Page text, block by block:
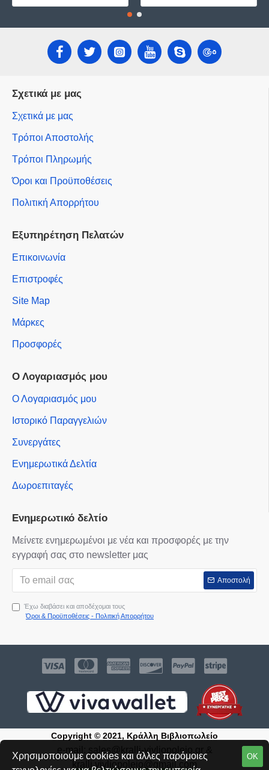
Σχετικά με μας
Σχετικά με μας
Τρόποι Αποστολής
Τρόποι Πληρωμής
Όροι και Προϋποθέσεις
Πολιτική Απορρήτου
Εξυπηρέτηση Πελατών
Επικοινωνία
Επιστροφές
Site Map
Μάρκες
Προσφορές
Ο Λογαριασμός μου
Ο Λογαριασμός μου
Ιστορικό Παραγγελιών
Συνεργάτες
Ενημερωτικά Δελτία
Δωροεπιταγές
Ενημερωτικό δελτίο
Μείνετε ενημερωμένοι με νέα και προσφορές με την
εγγραφή σας στο newsletter μας
Αποστολή
Έχω διαβάσει και αποδέχομαι τους
Όροι & Προϋποθέσεις - Πολιτική Απορρήτου
Copyright © 2021, Κράλλη Βιβλιοπωλείο
e-mail: sales@kralli-vivliopoleio.gr
kralli.vivliopoleio@gmail.com
ΟΚ
Χρησιμοποιούμε cookies και άλλες παρόμοιες